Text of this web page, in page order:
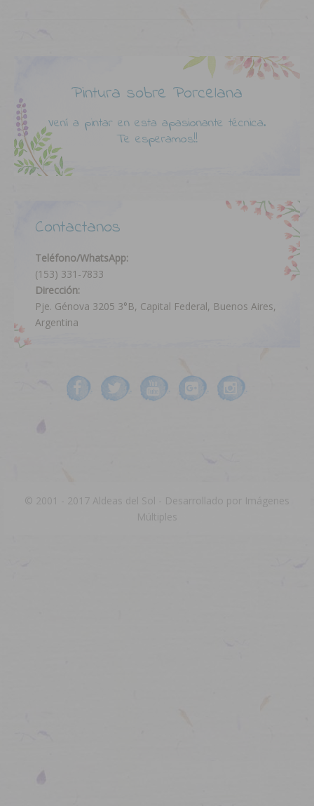
Pintura sobre Porcelana
Vení a pintar en esta apasionante técnica.
Te esperamos!!
Contactanos
Teléfono/WhatsApp:
(153) 331-7833
Dirección:
Pje. Génova 3205 3°B, Capital Federal, Buenos Aires,
Argentina
© 2001 - 2017 Aldeas del Sol - Desarrollado por Imágenes
Múltiples